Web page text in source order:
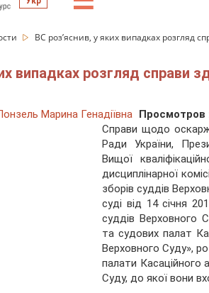
ВС роз’яснив, у яких випадках розгляд
випадках розгляд справи
Марина Генадіївна Просмотров
Справи щодо
Ради України,
Вищої
дисциплінарної
зборів суддів
суді від 14 січня
суддів Верховного
та судових палат
Верховного Суду»,
палати Касаційного
Суду, до якої вони